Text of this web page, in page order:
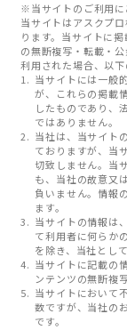
※当サイトのご利用に
当サイトはアスクプ
ります。当サイトに
の無断複写・転載・
利用された場合、以下
当サイトには一般
が、これらの掲載
したものであり、
ではありません。
当社は、当サイト
ておりますが、当
切致しません。当
も、当社の故意又
負いません。情報
ます。
当サイトの情報は
て利用者に何らか
を除き、当社とし
当サイトに記載の
ンテンツの無断複
当サイトにおいて
数ですが、当社の
です。